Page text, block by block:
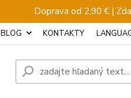
Doprava od 2,90 € |
BLOG KONTAKTY